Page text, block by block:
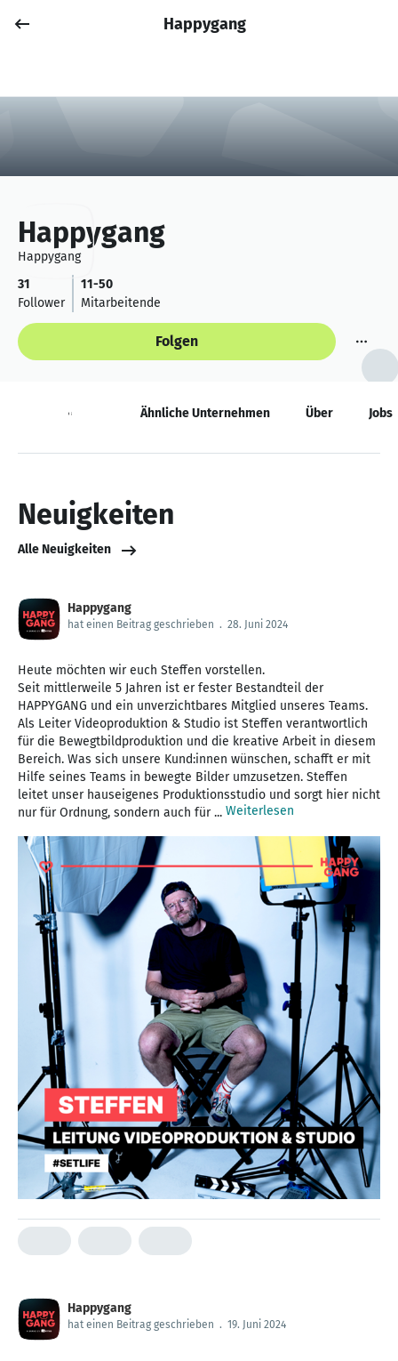
Anmelden
Happygang
Happygang
Happygang
31
Follower
11-50
Mitarbeitende
Folgen
Neuigkeiten Ähnliche Unternehmen Über Jobs
Neuigkeiten
Alle Neuigkeiten
Happygang
hat einen Beitrag geschrieben . 28. Juni 2024
Heute möchten wir euch Steffen vorstellen.
Seit mittlerweile 5 Jahren ist er fester Bestandteil der
HAPPYGANG und ein unverzichtbares Mitglied unseres Teams.
Als Leiter Videoproduktion & Studio ist Steffen verantwortlich
für die Bewegtbildproduktion und die kreative Arbeit in diesem
Bereich. Was sich unsere Kund:innen wünschen, schafft er mit
Hilfe seines Teams in bewegte Bilder umzusetzen. Steffen
leitet unser hauseigenes Produktionsstudio und sorgt hier nicht
nur für Ordnung, sondern auch für ... Weiterlesen
Happygang
hat einen Beitrag geschrieben . 19. Juni 2024